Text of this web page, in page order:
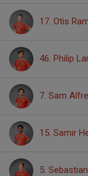
17. Otis
46. Philip
7. Sam
15. Samir
5.